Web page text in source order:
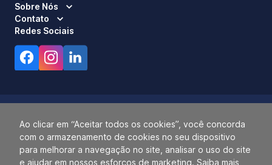
Ao clicar em “Aceitar todos os cookies”, você concorda
com o armazenamento de cookies no seu dispositivo
para melhorar a navegação no site, analisar o uso do site
e ajudar em nossos esforços de marketing. Saiba mais
Sobre Nós
Contato
Redes Sociais
Responsável Técnico:
Dra. Luci Mara Barbiero – CRM 120.433/SP
2026 ALLIANÇA. TODOS OS DIREITOS RESERVADOS.